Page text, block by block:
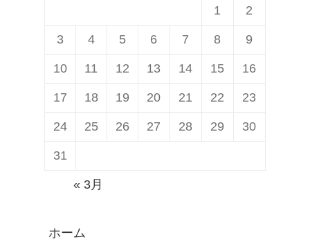
1 2
3 4 5 6 7 8 9
10 11 12 13 14 15 16
17 18 19 20 21 22 23
24 25 26 27 28 29 30
31
« 3月
ホーム